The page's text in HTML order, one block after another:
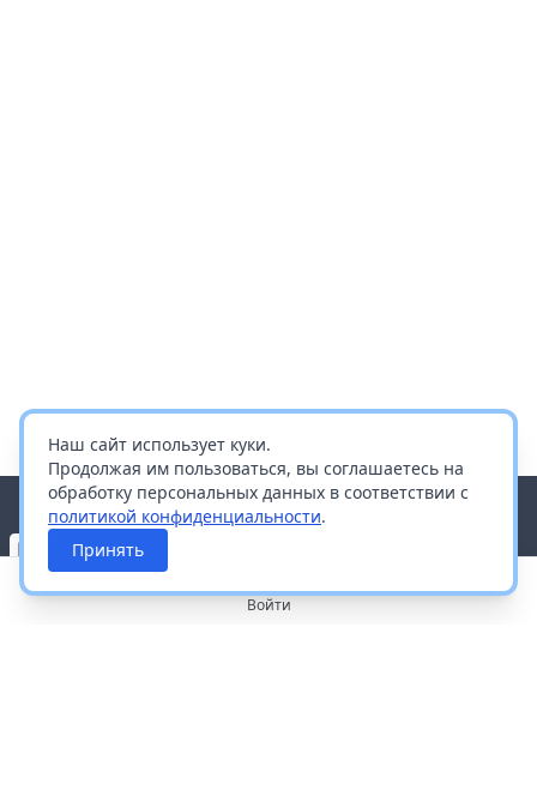
Наш сайт использует куки.
Продолжая им пользоваться, вы соглашаетесь на
обработку персональных данных в соответствии с
политикой конфиденциальности.
Принять
Войти